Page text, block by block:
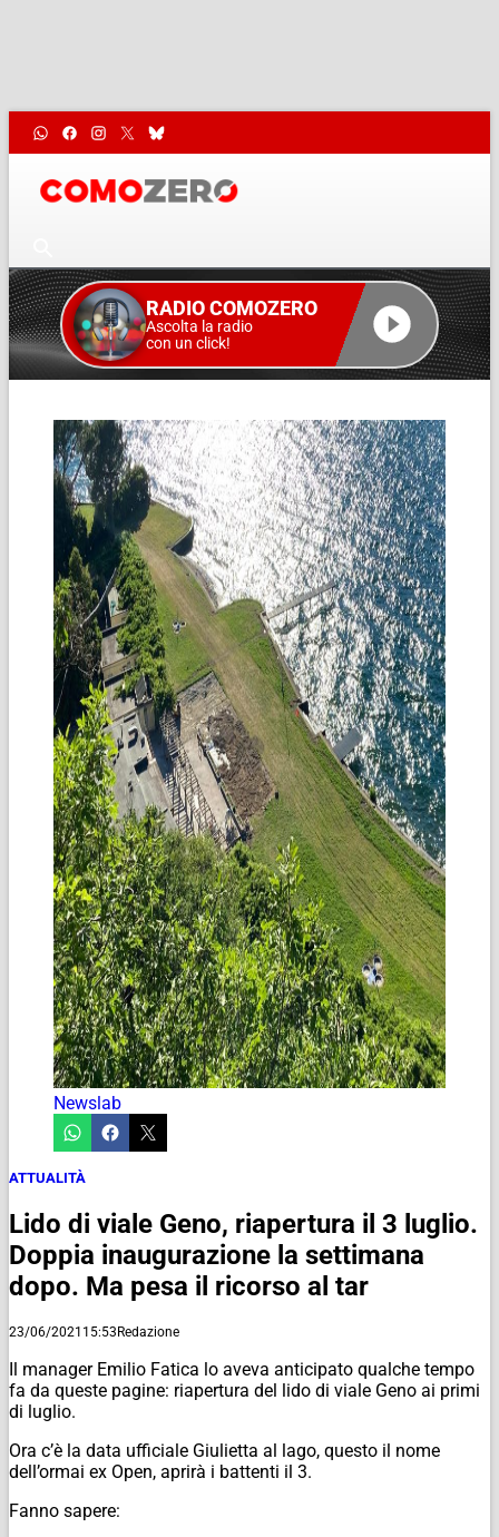
RADIO COMOZERO
Ascolta la radio
con un click!
Newslab
ATTUALITÀ
Lido di viale Geno, riapertura il 3 luglio.
Doppia inaugurazione la settimana
dopo. Ma pesa il ricorso al tar
23/06/2021 15:53Redazione
Il manager Emilio Fatica lo aveva anticipato qualche tempo
fa da queste pagine: riapertura del lido di viale Geno ai primi
di luglio.
Ora c’è la data ufficiale Giulietta al lago, questo il nome
dell’ormai ex Open, aprirà i battenti il 3.
Fanno sapere: